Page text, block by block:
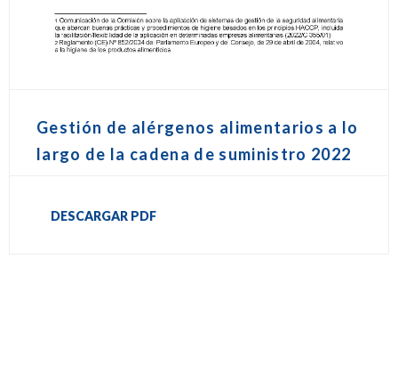
Gestión de alérgenos alimentarios a lo
largo de la cadena de suministro 2022
DESCARGAR PDF